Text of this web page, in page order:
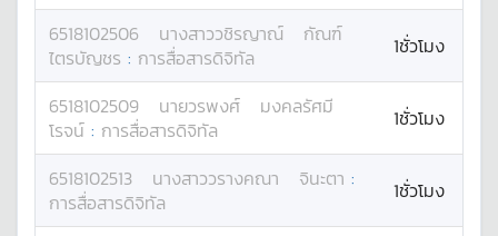
6518102506 นางสาววชิรญาณ์
กัณฑ์
ไตรบัญชร : การสื่อสารดิจิทัล 1ชั่วโมง
6518102509 นายวรพงศ์
มงคลรัศมี
โรจน์ : การสื่อสารดิจิทัล 1ชั่วโมง
6518102513 นางสาววรางคณา จินะตา :
การสื่อสารดิจิทัล
1ชั่วโมง